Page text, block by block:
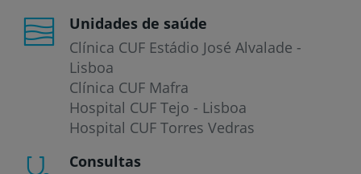
Unidades de saúde
Clínica CUF Estádio José Alvalade -
Lisboa
Clínica CUF Mafra
Hospital CUF Tejo - Lisboa
Hospital CUF Torres Vedras
Consultas